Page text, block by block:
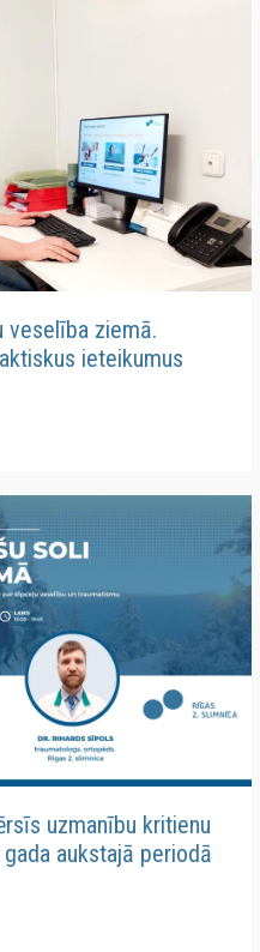
veselība ziemā.
ieteikumus
uzmanību kritienu
aukstajā periodā